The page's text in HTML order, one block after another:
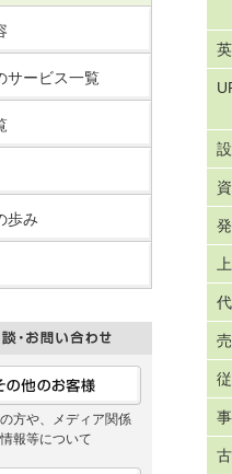
サービス一覧
歩み
方や、メディア関係
報等について